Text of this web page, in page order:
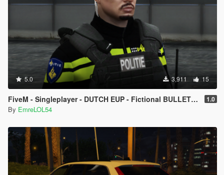
5.0 3,911 15
FiveM - Singleplayer - DUTCH EUP - Fictional BULLETPROOF VEST 1.0
By EmreLOL54